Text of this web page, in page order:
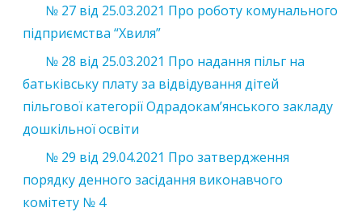
№ 27 від 25.03.2021 Про роботу комунального
підприємства “Хвиля”
№ 28 від 25.03.2021 Про надання пільг на
батьківську плату за відвідування дітей
пільгової категорії Одрадокам’янського закладу
дошкільної освіти
№ 29 від 29.04.2021 Про затвердження
порядку денного засідання виконавчого
комітету № 4